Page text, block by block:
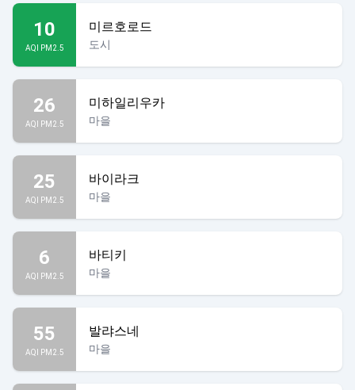
10
AQI PM2.5
미르호로드
도시
26
AQI PM2.5
미하일리우카
마을
25
AQI PM2.5
바이라크
마을
6
AQI PM2.5
바티키
마을
55
AQI PM2.5
발랴스네
마을